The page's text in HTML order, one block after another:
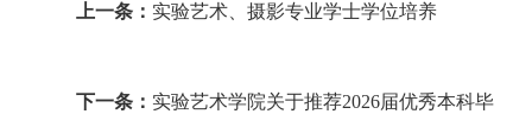
上一条： 实验艺术、摄影专业学士学位培养
下一条： 实验艺术学院关于推荐2026届优秀本科毕